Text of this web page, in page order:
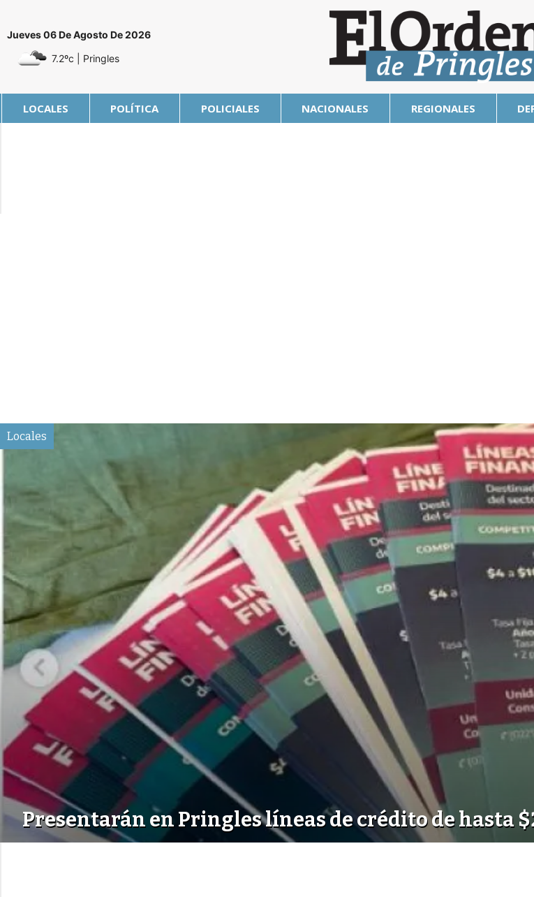
Jueves 06 De Agosto De 2026
7.2ºc
| Pringles
LOCALES POLÍTICA POLICIALES NACIONALES REGIONALES
Locales
Presentarán en Pringles líneas de crédito de hasta